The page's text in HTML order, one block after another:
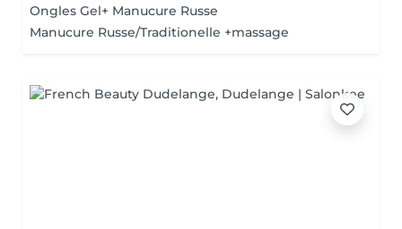
Ongles Gel+ Manucure Russe
Manucure Russe/Traditionelle +massage